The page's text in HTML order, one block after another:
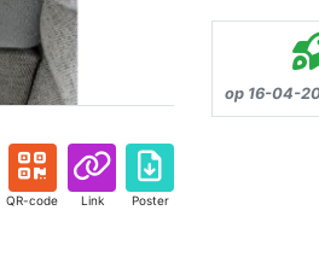
QR-code Link Poster
op 16-04-